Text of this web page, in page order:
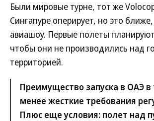
Были мировые турне, тот же
Сингапуре оперирует, но это
авиашоу. Первые полеты
чтобы они не производились над
территорией.
Преимущество запуска в ОАЭ
менее жесткие требования
Плюс еще условия: полет над